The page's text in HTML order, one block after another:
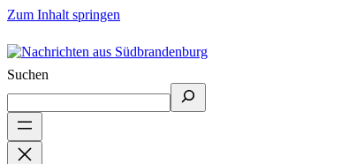
Zum Inhalt springen
Suchen